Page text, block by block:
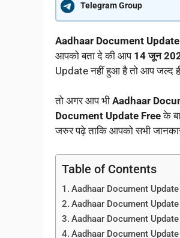
Telegram Group
Aadhaar Document
आपको बता दे की आप 14 जून
Update नहीं हुआ है तो आप जल्द
तो अगर आप भी Aadhaar
Document Update Freeके
जरुर पढ़े ताकि आपको सभी
Table of Contents
Aadhaar Document
Aadhaar Document Update
Aadhaar Document Update
Aadhaar Document Update